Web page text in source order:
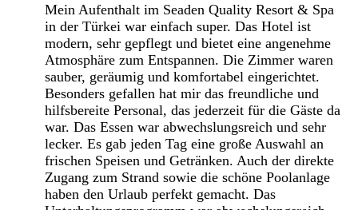
Mein Aufenthalt im Seaden Quality Resort & Spa
in der Türkei war einfach super. Das Hotel ist
modern, sehr gepflegt und bietet eine angenehme
Atmosphäre zum Entspannen. Die Zimmer waren
sauber, geräumig und komfortabel eingerichtet.
Besonders gefallen hat mir das freundliche und
hilfsbereite Personal, das jederzeit für die Gäste da
war. Das Essen war abwechslungsreich und sehr
lecker. Es gab jeden Tag eine große Auswahl an
frischen Speisen und Getränken. Auch der direkte
Zugang zum Strand sowie die schöne Poolanlage
haben den Urlaub perfekt gemacht. Das